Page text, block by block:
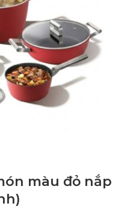
màu đỏ nắp